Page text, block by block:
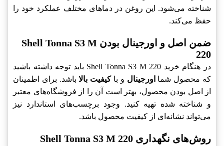
شناخته می‌شود. این روغن در دماهای مختلف عملکرد خود را
حفظ می‌کند.
ضمن اصل و اورجینال بودن Shell Tonna S3 M
220
در هنگام خرید Shell Tonna S3 M 220 باید توجه داشته باشید
که محصول شما اورجینال و باکیفیت بالاباشد. برای اطمینان
از اصل بودن محصول، بهتر است آن را از فروشگاه‌های معتبر
و شناخته شده تهیه کنید. وجود برچسب‌های استاندارد نیز
می‌تواند نشانه‌ای از کیفیت محصول باشد.
روش‌های نگهداری Shell Tonna S3 M 220